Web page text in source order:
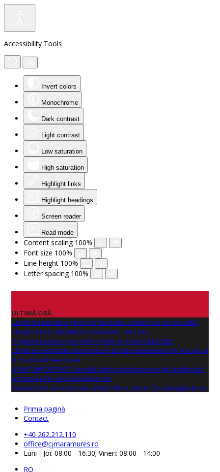
Accessibility Tools
Invert colors
Monochrome
Dark contrast
Light contrast
Low saturation
High saturation
Highlight links
Highlight headings
Screen reader
Read mode
Content scaling 100%
Font size 100%
Line height 100%
Letter spacing 100%
ULTIMĂ ORĂ
Lucrări de montare grinzi prefabricate la obiectivul de investitie
PASAJ CLUBUL VĂCARILOR (BAIA MARE - RECEA)
Programul pentru școli al României an școlar 2024-2025
Cărțile de identitate electronice și simple, disponibile din 10 iunie și
în municipiul Baia Mare
ANUNŢ IMPORTANT! Consiliul Județean Maramureș își desfășoară
activitatea într-un sediu temporar.
Numărul 262 al revistei de cultură "Nord Literar" își așteaptă cititorii
Prima pagină
Contact
+40 262.212.110
office@cjmaramures.ro
Luni - Joi: 08:00 - 16.30; Vineri: 08:00 - 14:00
RO